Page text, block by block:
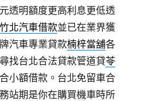
透明額度更高利息更低透
竹北汽車借款並已在業界獲
汽車專業貸款楠梓當舖各
找台北合法貸款管道貸苓
小額借款。台北免留車合
站期是你在購買機車時所